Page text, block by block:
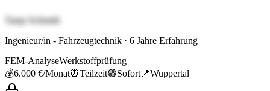
Tanja Schmidt
Ingenieur/in - Fahrzeugtechnik · 6 Jahre Erfahrung
FEM-AnalyseWerkstoffprüfung
💰6.000 €/Monat⏰Teilzeit🟢Sofort 📍Wuppertal